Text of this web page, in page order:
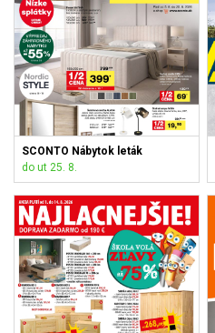
SCONTO Nábytok leták
do ut 25. 8.